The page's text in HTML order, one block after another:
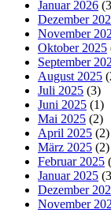
Januar 2026
Dezember
November
Oktober 2025
September
August 2025
Juli 2025 (3)
Juni 2025 (1)
Mai 2025 (2)
April 2025 (2)
März 2025 (2)
Februar 2025
Januar 2025
Dezember
November